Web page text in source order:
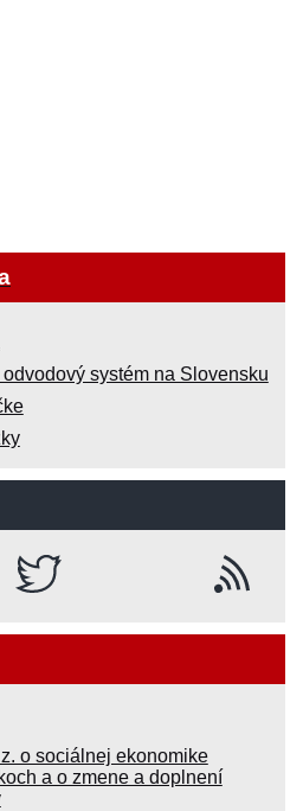
systém na Slovensku
o sociálnej ekonomike
a o zmene a doplnení